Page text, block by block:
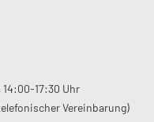
17:30 Uhr
Vereinbarung)